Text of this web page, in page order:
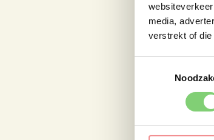
media,
verstrekt of
Zorg dat
hem
staan
de platte